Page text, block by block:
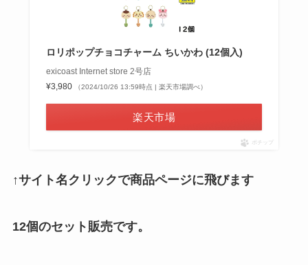
ロリポップチョコチャーム ちいかわ (12個入)
exicoast Internet store 2号店
¥3,980
（2024/10/26 13:59時点 | 楽天市場調べ）
楽天市場
ポチップ
↑サイト名クリックで商品ページに飛びます
12個のセット販売です。